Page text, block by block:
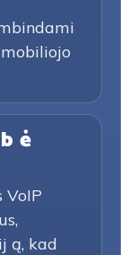
ė
VoIP
ą, kad